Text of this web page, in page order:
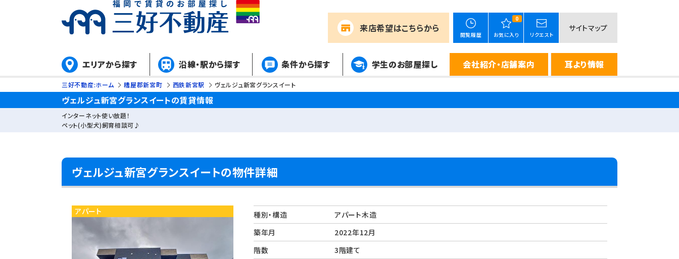
来店希望はこちらから
閲覧履歴
0
お気に入り リクエスト
サイトマップ
エリアから探す 沿線・駅から探す 条件から探す 学生のお部屋探し 会社紹介・店舗案内 耳より情報
三好不動産:ホーム 糟屋郡新宮町 西鉄新宮駅 ヴェルジュ新宮グランスイート
ヴェルジュ新宮グランスイートの賃貸情報
インターネット使い放題！
ペット(小型犬)飼育相談可♪
ヴェルジュ新宮グランスイートの物件詳細
アパート 種別・構造
アパート木造
築年月
2022年12月
階数
3階建て